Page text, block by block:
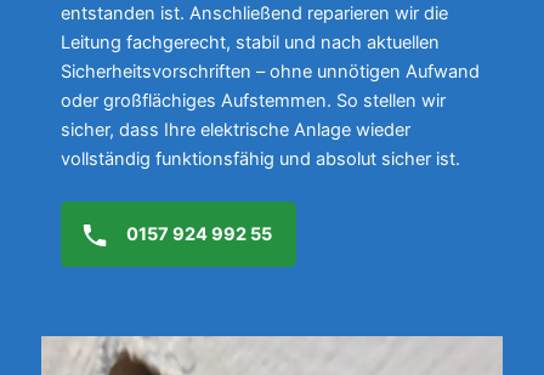
entstanden ist. Anschließend reparieren wir die
Leitung fachgerecht, stabil und nach aktuellen
Sicherheitsvorschriften – ohne unnötigen Aufwand
oder großflächiges Aufstemmen. So stellen wir
sicher, dass Ihre elektrische Anlage wieder
vollständig funktionsfähig und absolut sicher ist.
0157 924 992 55